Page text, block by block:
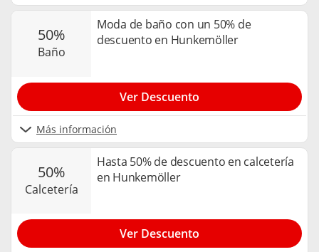
50%
baño
Moda de baño con un 50% de
descuento en Hunkemöller
Más información
Ver Descuento
50%
calcetería
Hasta 50% de descuento en calcetería
en Hunkemöller
Ver Descuento